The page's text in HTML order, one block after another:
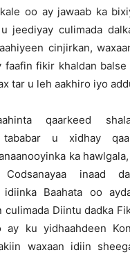
oo ay jawaab ka
jeediyay culimada
cinjirkan,
faafin fikir khaldan balse
tar u leh aakhiro iyo
qaarkeed
tababar u xidhay
ka
Codsanayaa inaad
idiinka Baahata oo
culimada Diintu dadka
ay ku yidhaahdeen
waxaan idiin